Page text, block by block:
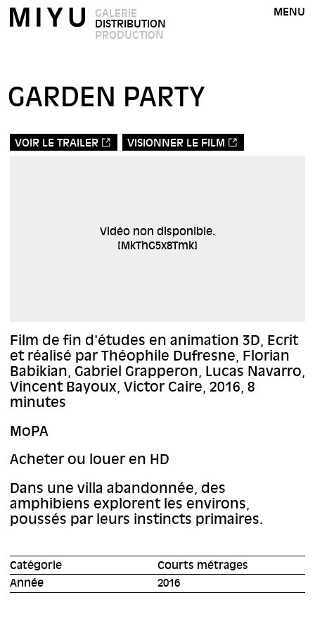
GALERIE
DISTRIBUTION
PRODUCTION
MENU
GARDEN PARTY
VOIR LE TRAILER VISIONNER LE FILM
Vidéo non disponible.
[MkThG5x8Tmk]
Film de fin d'études en animation 3D, Ecrit
et réalisé par Théophile Dufresne, Florian
Babikian, Gabriel Grapperon, Lucas Navarro,
Vincent Bayoux, Victor Caire, 2016, 8
minutes
MoPA
Acheter ou louer en HD
Dans une villa abandonnée, des
amphibiens explorent les environs,
poussés par leurs instincts primaires.
Catégorie
Courts métrages
Année
2016